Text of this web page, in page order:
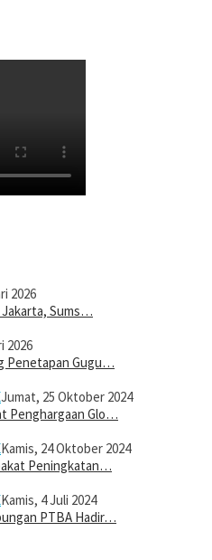
2026
Sums…
2026
Penetapan Gugu…
Jumat, 25 Oktober 2024
Penghargaan Glo…
Kamis, 24 Oktober 2024
Peningkatan…
Kamis, 4 Juli 2024
PTBA Hadir…